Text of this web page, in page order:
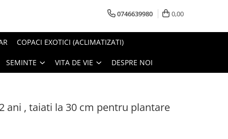
0746639980 0,00
COPACI EXOTICI (ACLIMATIZATI)
SEMINTE VITA DE VIE DESPRE NOI
ani , taiati la 30 cm pentru plantare